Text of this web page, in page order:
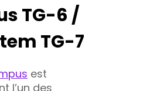
TG-6 /
TG-7
est
l’un des